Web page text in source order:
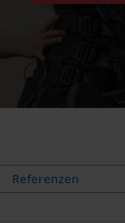
Referenzen